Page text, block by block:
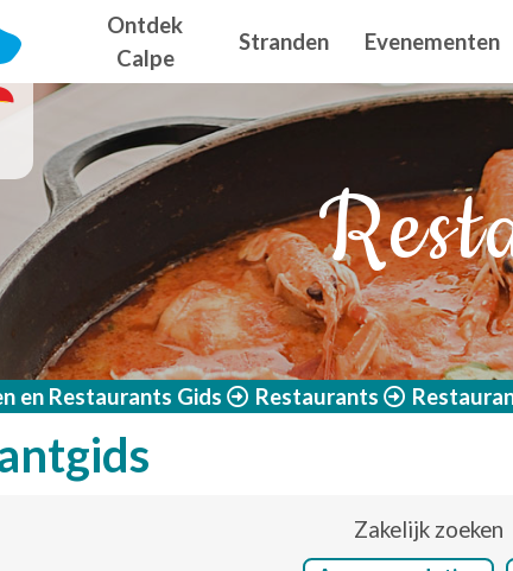
gaan Navegación principal
Ontdek
Calpe
Stranden Evenementen
en Restaurants Gids Restaurants
Zakelijk zoeken